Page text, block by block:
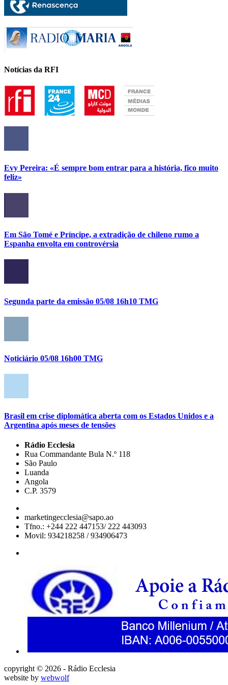
Notícias da RFI
Evy Pereira: «É sempre bom entrar para a história, fico muito
feliz»
Em São Tomé e Príncipe, a extradição de chileno rumo a
Espanha envolta em controvérsia
Segunda parte da emissão 05/08 16h10 TMG
Noticiário 05/08 16h00 TMG
Brasil em crise diplomática aberta com os Estados Unidos e a
Argentina após meses de tensões
Rádio Ecclesia
Rua Commandante Bula N.º 118
São Paulo
Luanda
Angola
C.P. 3579
marketingecclesia@sapo.ao
Tfno.: +244 222 447153/ 222 443093
Movil: 934218258 / 934906473
copyright © 2026 - Rádio Ecclesia
website by webwolf